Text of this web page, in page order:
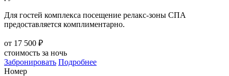
Для гостей комплекса посещение релакс-зоны СПА
предоставляется комплиментарно.
от 17 500 ₽
стоимость за ночь
Забронировать Подробнее
Номер